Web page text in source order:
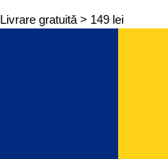
Livrare gratuită > 149 lei